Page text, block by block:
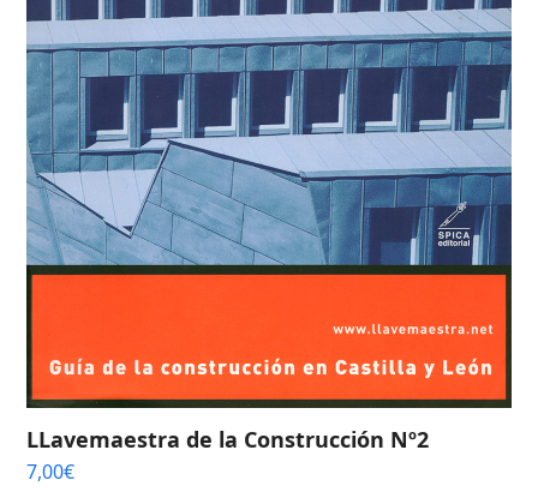
LLavemaestra de la Construcción Nº2
7,00€